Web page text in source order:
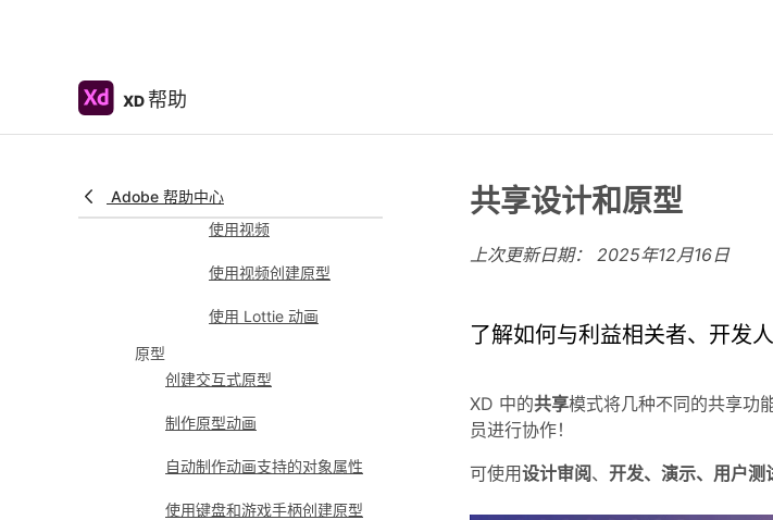
XD 帮助
Adobe 帮助中心视频和 Lottie 动画
使用视频
使用视频创建原型
使用 Lottie 动画
原型
创建交互式原型
制作原型动画
自动制作动画支持的对象属性
使用键盘和游戏手柄创建原型
共享设计和原型
上次更新日期： 2025年12月16日
了解如何与利益相关者、开发
XD 中的共享模式将几种不同的共享功
员进行协作！
可使用设计审阅、 开发、演示、用户测